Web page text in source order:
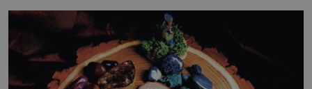
fyzický ani psychický nátlak. Syn brněnského řezníka
chce být knězem a